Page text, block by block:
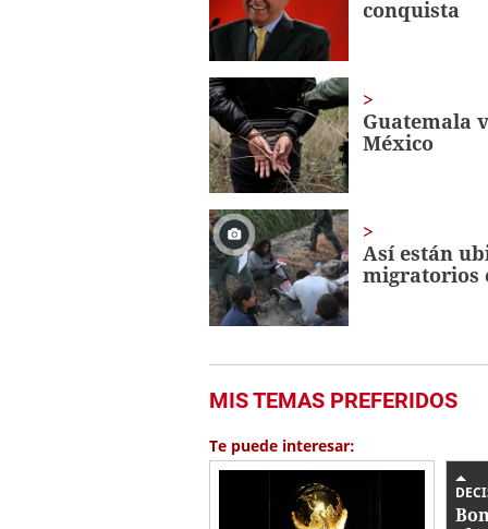
secondsVolume
0%
conquista
Guatemala
México
Así están
migratorios
MIS TEMAS PREFERIDOS
Te puede interesar: